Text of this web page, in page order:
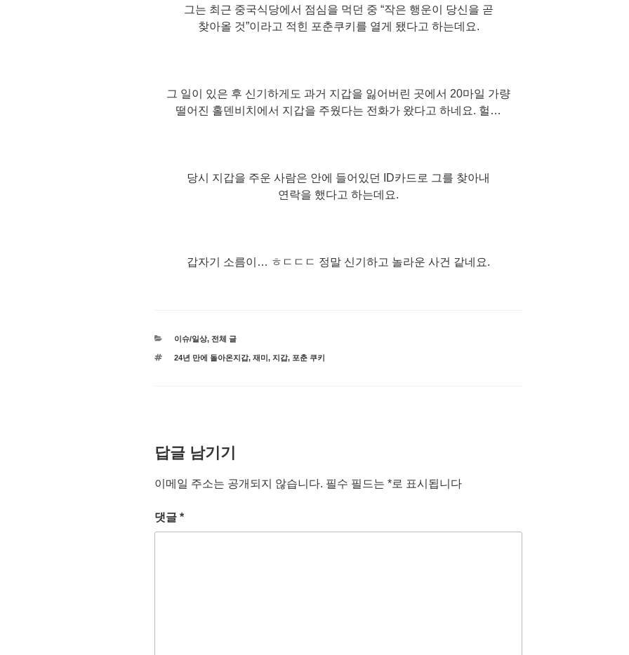
그는 최근 중국식당에서 점심을 먹던 중 “작은 행운이 당신을 곧
찾아올 것”이라고 적힌 포춘쿠키를 열게 됐다고 하는데요.
그 일이 있은 후 신기하게도 과거 지갑을 잃어버린 곳에서 20마일 가량
떨어진 홀덴비치에서 지갑을 주웠다는 전화가 왔다고 하네요. 헐…
당시 지갑을 주운 사람은 안에 들어있던 ID카드로 그를 찾아내
연락을 했다고 하는데요.
갑자기 소름이… ㅎㄷㄷㄷ 정말 신기하고 놀라운 사건 같네요.
카
고
이슈/일상, 전체 글
태
24년 만에 돌아온지갑, 재미 , 지갑, 포춘 쿠키
답글 남기기
이메일 주소는 공개되지 않습니다. 필수 필드는 *로 표시됩니다
댓글 *